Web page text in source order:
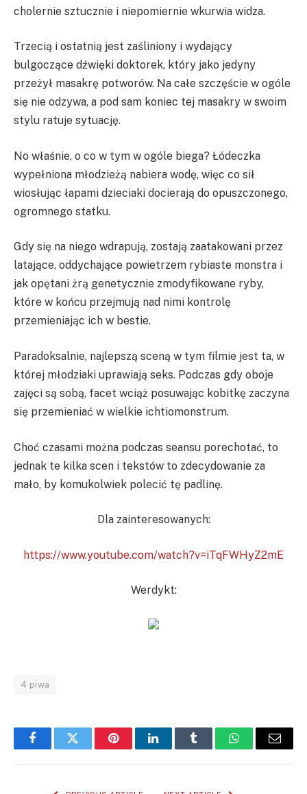
cholernie sztucznie i niepomiernie wkurwia widza.
Trzecią i ostatnią jest zaśliniony i wydający
bulgoczące dźwięki doktorek, który jako jedyny
przeżył masakrę potworów. Na całe szczęście w ogóle
się nie odzywa, a pod sam koniec tej masakry w swoim
stylu ratuje sytuację.
No właśnie, o co w tym w ogóle biega? Łódeczka
wypełniona młodzieżą nabiera wodę, więc co sił
wiosłując łapami dzieciaki docierają do opuszczonego,
ogromnego statku.
Gdy się na niego wdrapują, zostają zaatakowani przez
latające, oddychające powietrzem rybiaste monstra i
jak opętani żrą genetycznie zmodyfikowane ryby,
które w końcu przejmują nad nimi kontrolę
przemieniając ich w bestie.
Paradoksalnie, najlepszą sceną w tym filmie jest ta, w
której młodziaki uprawiają seks. Podczas gdy oboje
zajęci są sobą, facet wciąż posuwając kobitkę zaczyna
się przemieniać w wielkie ichtiomonstrum.
Choć czasami można podczas seansu porechotać, to
jednak te kilka scen i tekstów to zdecydowanie za
mało, by komukolwiek polecić tę padlinę.
Dla zainteresowanych:
https://www.youtube.com/watch?v=iTqFWHyZ2mE
Werdykt:
4 piwa
FacebookTwitter PinterestLinkedInTumblr WhatsAppEmail